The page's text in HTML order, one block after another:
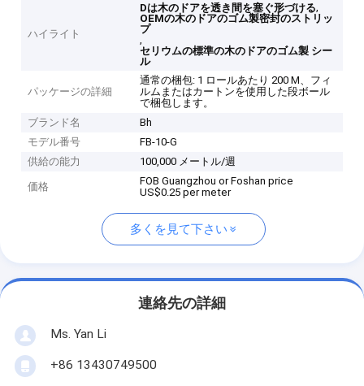
ハイライト
Dは木のドアを透き間を塞ぐ形づける,
OEMの木のドアのゴム製密封のストリッ
プ
,
セリウムの標準の木のドアのゴム製 シー
ル
パッケージの詳細
通常の梱包: 1 ロールあたり 200 M、フィ
ルムまたはカートンを使用した段ボール
で梱包します。
ブランド名
Bh
モデル番号
FB-10-G
供給の能力
100,000 メートル/週
価格
FOB Guangzhou or Foshan price
US$0.25 per meter
多くを見て下さい
連絡先の詳細
Ms. Yan Li
+86 13430749500